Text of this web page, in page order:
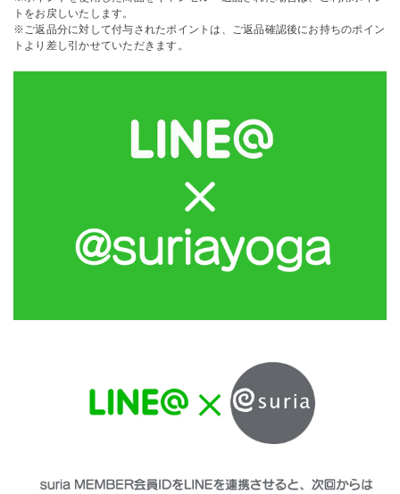
トをお戻しいたします。
※ご返品分に対して付与されたポイントは、ご返品確認後にお持ちのポイン
トより差し引かせていただきます。